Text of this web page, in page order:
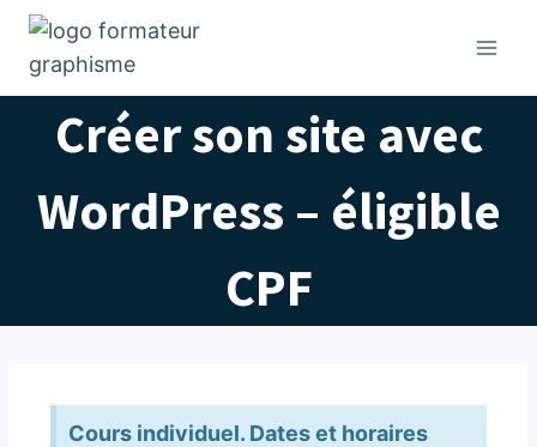
Créer son site avec
WordPress – éligible
CPF
Cours individuel. Dates et horaires